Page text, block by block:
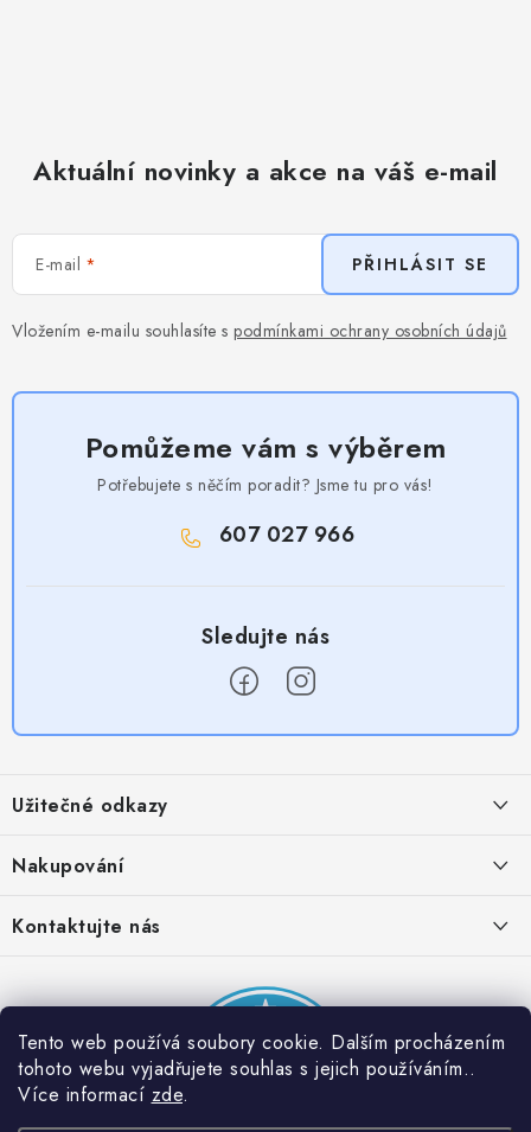
Tento web používá soubory cookie. Dalším procházením
tohoto webu vyjadřujete souhlas s jejich používáním..
Více informací zde.
Aktuální novinky a akce na váš e-mail
E-mail
Vložením e-mailu souhlasíte s podmínkami ochrany osobních údajů
PŘIHLÁSIT SE
Pomůžeme vám s výběrem
Potřebujete s něčím poradit? Jsme tu pro vás!
607 027 966
p
a
Užitečné odkazy
Provizní systém
Partner stránek: Super plecháček
Nakupování
Podmínky akce 2 + 1 zdarma
Kontaktujte nás